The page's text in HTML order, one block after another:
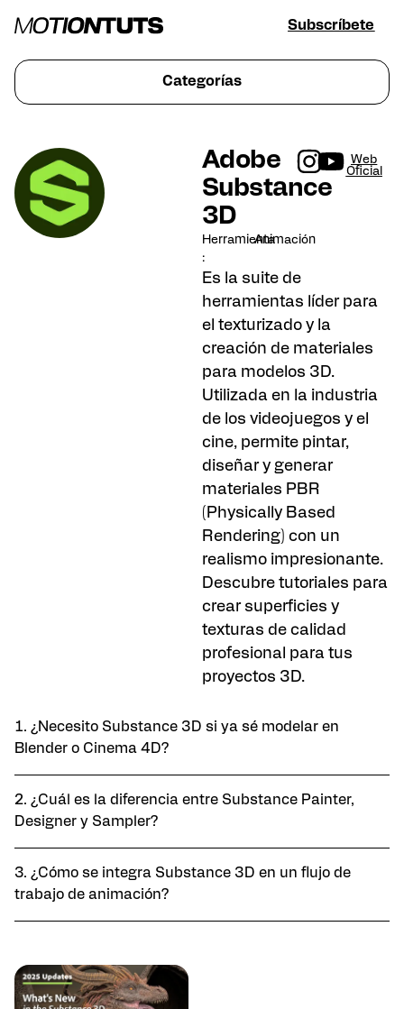
Subscríbete
Categorías
Adobe
Substance
3D
Herramienta
:
Animación
Web
Oficial
Es la suite de
herramientas líder para
el texturizado y la
creación de materiales
para modelos 3D.
Utilizada en la industria
de los videojuegos y el
cine, permite pintar,
diseñar y generar
materiales PBR
(Physically Based
Rendering) con un
realismo impresionante.
Descubre tutoriales para
crear superficies y
texturas de calidad
profesional para tus
proyectos 3D.
1. ¿Necesito Substance 3D si ya sé modelar en
Blender o Cinema 4D?
2. ¿Cuál es la diferencia entre Substance Painter,
Designer y Sampler?
3. ¿Cómo se integra Substance 3D en un flujo de
trabajo de animación?